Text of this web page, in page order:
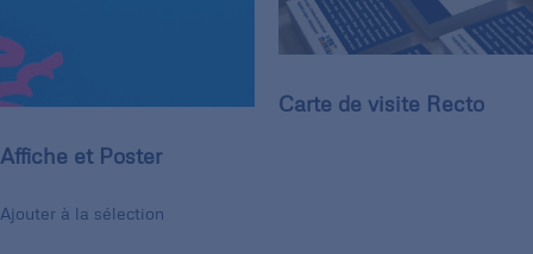
Affiche et Poster
Ajouter à la sélection
Carte de visite Recto